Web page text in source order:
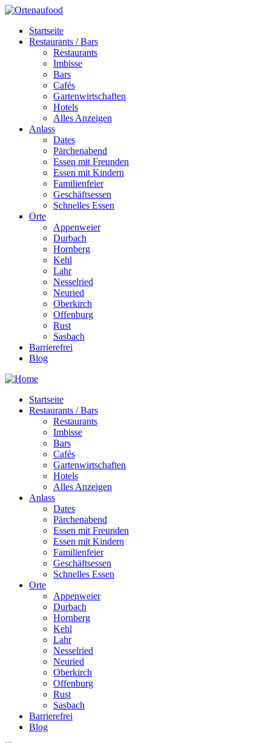
Startseite
Restaurants / Bars
Restaurants
Imbisse
Bars
Cafés
Gartenwirtschaften
Hotels
Alles Anzeigen
Anlass
Dates
Pärchenabend
Essen mit Freunden
Essen mit Kindern
Familienfeier
Geschäftsessen
Schnelles Essen
Orte
Appenweier
Durbach
Hornberg
Kehl
Lahr
Nesselried
Neuried
Oberkirch
Offenburg
Rust
Sasbach
Barrierefrei
Blog
Startseite
Restaurants / Bars
Restaurants
Imbisse
Bars
Cafés
Gartenwirtschaften
Hotels
Alles Anzeigen
Anlass
Dates
Pärchenabend
Essen mit Freunden
Essen mit Kindern
Familienfeier
Geschäftsessen
Schnelles Essen
Orte
Appenweier
Durbach
Hornberg
Kehl
Lahr
Nesselried
Neuried
Oberkirch
Offenburg
Rust
Sasbach
Barrierefrei
Blog